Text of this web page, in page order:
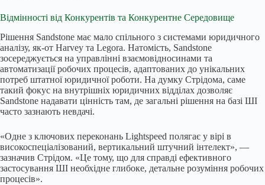
Відмінності від Конкурентів та Конкурентне Середовище
Рішення Sandstone має мало спільного з системами юридичного
аналізу, як-от Harvey та Legora. Натомість, Sandstone
зосереджується на управлінні взаємовідносинами та
автоматизації робочих процесів, адаптованих до унікальних
потреб штатної юридичної роботи. На думку Стрідома, саме
такий фокус на внутрішніх юридичних відділах дозволяє
Sandstone надавати цінність там, де загальні рішення на базі ШІ
часто зазнають невдачі.
«Одне з ключових переконань Lightspeed полягає у вірі в
високоспеціалізований, вертикальний штучний інтелект», —
зазначив Стрідом. «Це тому, що для справді ефективного
застосування ШІ необхідне глибоке, детальне розуміння робочих
процесів».